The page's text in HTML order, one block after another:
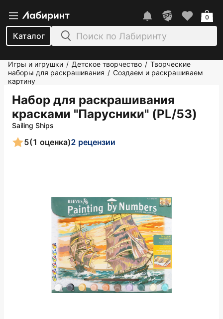
Каталог
0
Игры и игрушки / Детское творчество / Творческие
наборы для раскрашивания / Создаем и раскрашиваем
картину
Набор для раскрашивания
красками "Парусники" (PL/53)
Sailing Ships
5(1 оценка)2 рецензии